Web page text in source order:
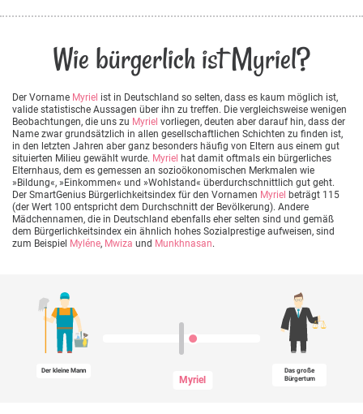
Wie bürgerlich ist Myriel?
Der Vorname Myriel ist in Deutschland so selten, dass es kaum möglich ist,
valide statistische Aussagen über ihn zu treffen. Die vergleichsweise wenigen
Beobachtungen, die uns zu Myriel vorliegen, deuten aber darauf hin, dass der
Name zwar grundsätzlich in allen gesellschaftlichen Schichten zu finden ist,
in den letzten Jahren aber ganz besonders häufig von Eltern aus einem gut
situierten Milieu gewählt wurde. Myriel hat damit oftmals ein bürgerliches
Elternhaus, dem es gemessen an sozioökonomischen Merkmalen wie
»Bildung«, »Einkommen« und »Wohlstand« überdurchschnittlich gut geht.
Der SmartGenius Bürgerlichkeitsindex für den Vornamen Myriel beträgt 115
(der Wert 100 entspricht dem Durchschnitt der Bevölkerung). Andere
Mädchennamen, die in Deutschland ebenfalls eher selten sind und gemäß
dem Bürgerlichkeitsindex ein ähnlich hohes Sozialprestige aufweisen, sind
zum Beispiel Myléne, Mwiza und Munkhnasan.
Der kleine Mann
Myriel
Das große
Bürgertum